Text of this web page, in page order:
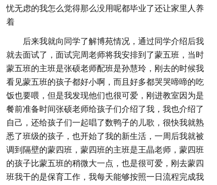
忧无虑的我怎么觉得那么没用呢都毕业了还让家里人养
着
后来我就向同学了解博苑情况，通过同学介绍后我
就去面试了，面试完周老师将我安排到了蒙五班，当时
蒙五班的主班是张硕老师配班是孙慧玲，刚去的时候我
看见蒙五班的孩子都好小啊，而且好多都哭哭啼啼的吃
饭也要喂，但是我发现他们也很可爱，刚进教室因为是
餐前准备时间张硕老师给孩子们介绍了我，我也介绍了
自己，还给孩子们一起唱了数鸭子的儿歌，很快我就熟
悉了班级的孩子，也开始了我的新生活，一周后我就被
调到隔壁的蒙四班，蒙四班的主班是王晶老师，蒙四班
的孩子比蒙五班的稍微大一点，也是很可爱，刚去蒙四
班我干的是保育工作，我每天能够按照一日流程完成我